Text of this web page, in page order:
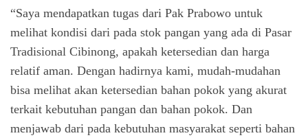
“Saya mendapatkan tugas dari Pak Prabowo untuk
melihat kondisi dari pada stok pangan yang ada di Pasar
Tradisional Cibinong, apakah ketersedian dan harga
relatif aman. Dengan hadirnya kami, mudah-mudahan
bisa melihat akan ketersedian bahan pokok yang akurat
terkait kebutuhan pangan dan bahan pokok. Dan
menjawab dari pada kebutuhan masyarakat seperti bahan